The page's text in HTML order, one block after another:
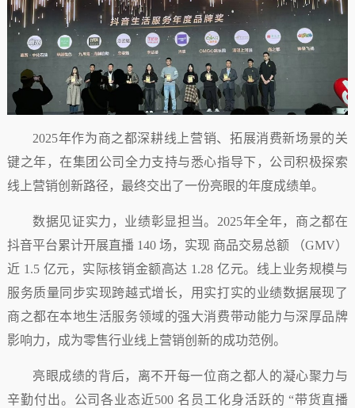
2025年作为商之都深耕线上营销、拓展消费新场景的关
键之年，在集团公司全力支持与悉心指导下，公司积极探索
线上营销创新路径，最终交出了一份亮眼的年度成绩单。
数据见证实力，业绩彰显担当。2025年全年，商之都在
抖音平台累计开展直播 140 场，实现 商品交易总额 （GMV）
近 1.5 亿元，实际核销金额高达 1.28 亿元。线上业务规模与
服务质量同步实现跨越式增长，用实打实的业绩数据展现了
商之都在本地生活服务领域的强大消费带动能力与深厚品牌
影响力，成为零售行业线上营销创新的成功范例。
亮眼成绩的背后，离不开每一位商之都人的凝心聚力与
辛勤付出。公司各业态近500 名员工化身活跃的 “带货直播